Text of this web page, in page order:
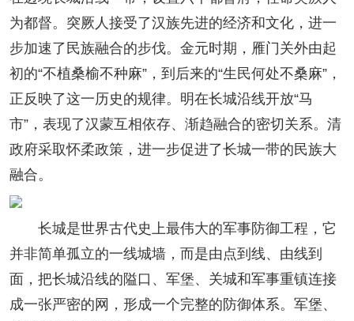
为都督。突厥人接受了汉族先进的经济和文化，进一
步加速了民族融合的步伐。金元时期，雁门关外由起
初的“不植桑榆不种麻”，到后来的“生民何处不桑麻”，
正反映了这一历史的规律。明在长城沿线开放“马
市”，表现了汉蒙互相依存、渐趋融合的密切关系。清
政府采取怀柔政策，进一步促进了长城一带的民族大
融合。
长城是世界古代史上最伟大的军事防御工程，它
并非简单孤立的一线城墙，而是由点到线、由线到
面，把长城沿线的隘口、军堡、关城和军事重镇连接
成一张严密的网，形成一个完整的防御体系。军堡、